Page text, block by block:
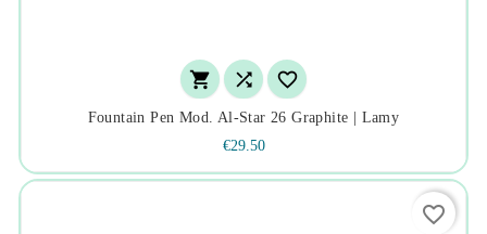
  
Fountain Pen Mod. Al-Star 26 Graphite | Lamy
€29.50
favorite_border